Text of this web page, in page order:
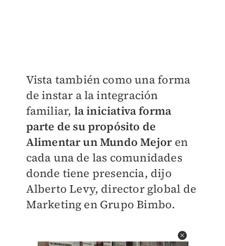
Vista también como una forma
de instar a la integración
familiar, la iniciativa forma
parte de su propósito de
Alimentar un Mundo Mejoren
cada una de las comunidades
donde tiene presencia, dijo
Alberto Levy, director global de
Marketing en Grupo Bimbo.